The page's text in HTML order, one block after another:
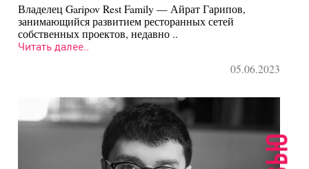
Владелец Garipov Rest Family — Айрат Гарипов,
занимающийся развитием ресторанных сетей
собственных проектов, недавно ..
Читать далее..
05.06.2023